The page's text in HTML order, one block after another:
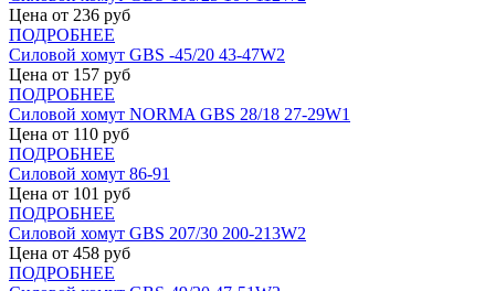
Цена от 236 руб
ПОДРОБНЕЕ
Силовой хомут GBS -45/20 43-47W2
Цена от 157 руб
ПОДРОБНЕЕ
Силовой хомут NORMA GBS 28/18 27-29W1
Цена от 110 руб
ПОДРОБНЕЕ
Силовой хомут 86-91
Цена от 101 руб
ПОДРОБНЕЕ
Силовой хомут GBS 207/30 200-213W2
Цена от 458 руб
ПОДРОБНЕЕ